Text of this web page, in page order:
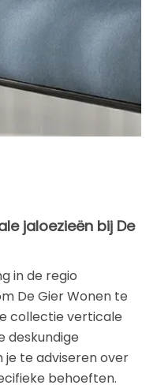
jaloezieën bij De
in de regio
De Gier Wonen te
collectie verticale
deskundige
te adviseren over
behoeften.